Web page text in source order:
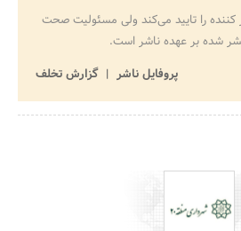
را تایید می‌کند ولی مسئولیت صحت
شده بر عهده ناشر است.
پروفایل ناشر
گزارش تخلف